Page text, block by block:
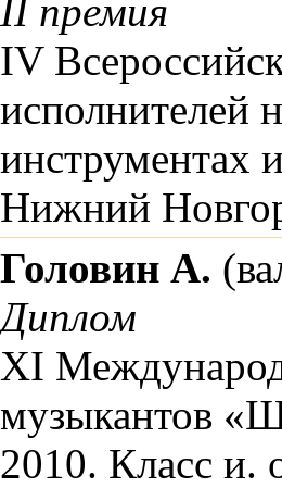
II премия
IV
исполнителей
инструментах
Нижний
Головин А.
Диплом
XI
музыкантов
2010. Класс